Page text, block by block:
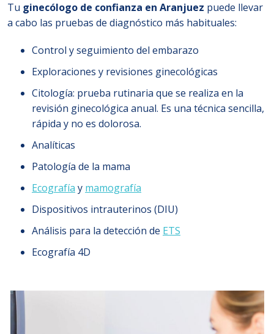
Tu ginecólogo de confianza en Aranjuez puede llevar
a cabo las pruebas de diagnóstico más habituales:
Control y seguimiento del embarazo
Exploraciones y revisiones ginecológicas
Citología: prueba rutinaria que se realiza en la
revisión ginecológica anual. Es una técnica sencilla,
rápida y no es dolorosa.
Analíticas
Patología de la mama
Ecografía y mamografía
Dispositivos intrauterinos (DIU)
Análisis para la detección de ETS
Ecografía 4D